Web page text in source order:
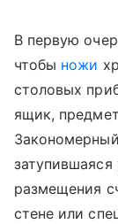
В первую
чтобы ножи
столовых
ящик,
размещения
стене или